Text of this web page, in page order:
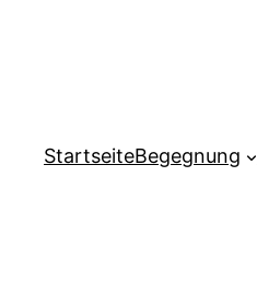
StartseiteBegegnung